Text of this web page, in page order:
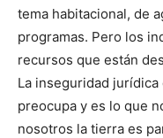
tema habitacional, de
programas. Pero los
recursos que están
La inseguridad
preocupa y es lo que
nosotros la tierra es